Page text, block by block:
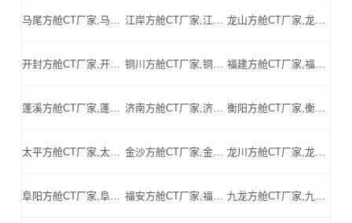
马尾方舱CT厂家,马尾方舱式CT,马尾CT方舱,马尾方舱CT,马尾医用CT方舱,马尾移动方舱CT-马尾医用CT方舱公司 江岸方舱CT厂家,江岸方舱式CT,江岸CT方舱,江岸方舱CT,江岸医用CT方舱,江岸移动方舱CT-江岸医用CT方舱公司 龙山方舱CT厂家,龙山方舱式CT,龙山CT方舱,龙山方舱CT,龙山医用CT方舱,龙山移动方舱CT-龙山医用CT方舱公司
开封方舱CT厂家,开封方舱式CT,开封CT方舱,开封方舱CT,开封医用CT方舱,开封移动方舱CT-开封医用CT方舱公司 铜川方舱CT厂家,铜川方舱式CT,铜川CT方舱,铜川方舱CT,铜川医用CT方舱,铜川移动方舱CT-铜川医用CT方舱公司 福建方舱CT厂家,福建方舱式CT,福建CT方舱,福建方舱CT,福建医用CT方舱,福建移动方舱CT-福建医用CT方舱公司
蓬溪方舱CT厂家,蓬溪方舱式CT,蓬溪CT方舱,蓬溪方舱CT,蓬溪医用CT方舱,蓬溪移动方舱CT-蓬溪医用CT方舱公司 济南方舱CT厂家,济南方舱式CT,济南CT方舱,济南方舱CT,济南医用CT方舱,济南移动方舱CT-济南医用CT方舱公司 衡阳方舱CT厂家,衡阳方舱式CT,衡阳CT方舱,衡阳方舱CT,衡阳医用CT方舱,衡阳移动方舱CT-衡阳医用CT方舱公司
太平方舱CT厂家,太平方舱式CT,太平CT方舱,太平方舱CT,太平医用CT方舱,太平移动方舱CT-太平医用CT方舱公司 金沙方舱CT厂家,金沙方舱式CT,金沙CT方舱,金沙方舱CT,金沙医用CT方舱,金沙移动方舱CT-金沙医用CT方舱公司 龙川方舱CT厂家,龙川方舱式CT,龙川CT方舱,龙川方舱CT,龙川医用CT方舱,龙川移动方舱CT-龙川医用CT方舱公司
阜阳方舱CT厂家,阜阳方舱式CT,阜阳CT方舱,阜阳方舱CT,阜阳医用CT方舱,阜阳移动方舱CT-阜阳医用CT方舱公司 福安方舱CT厂家,福安方舱式CT,福安CT方舱,福安方舱CT,福安医用CT方舱,福安移动方舱CT-福安医用CT方舱公司 九龙方舱CT厂家,九龙方舱式CT,九龙CT方舱,九龙方舱CT,九龙医用CT方舱,九龙移动方舱CT-九龙医用CT方舱公司